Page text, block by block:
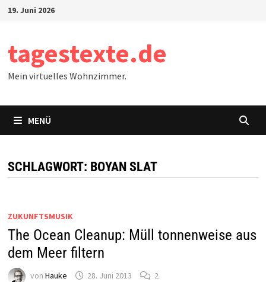
Zum19. Juni 2026
tagestexte.de
Mein virtuelles Wohnzimmer.
MENÜ
SCHLAGWORT: BOYAN SLAT
ZUKUNFTSMUSIK
The Ocean Cleanup: Müll tonnenweise aus
dem Meer filtern
von Hauke 28. Juni 2013 2